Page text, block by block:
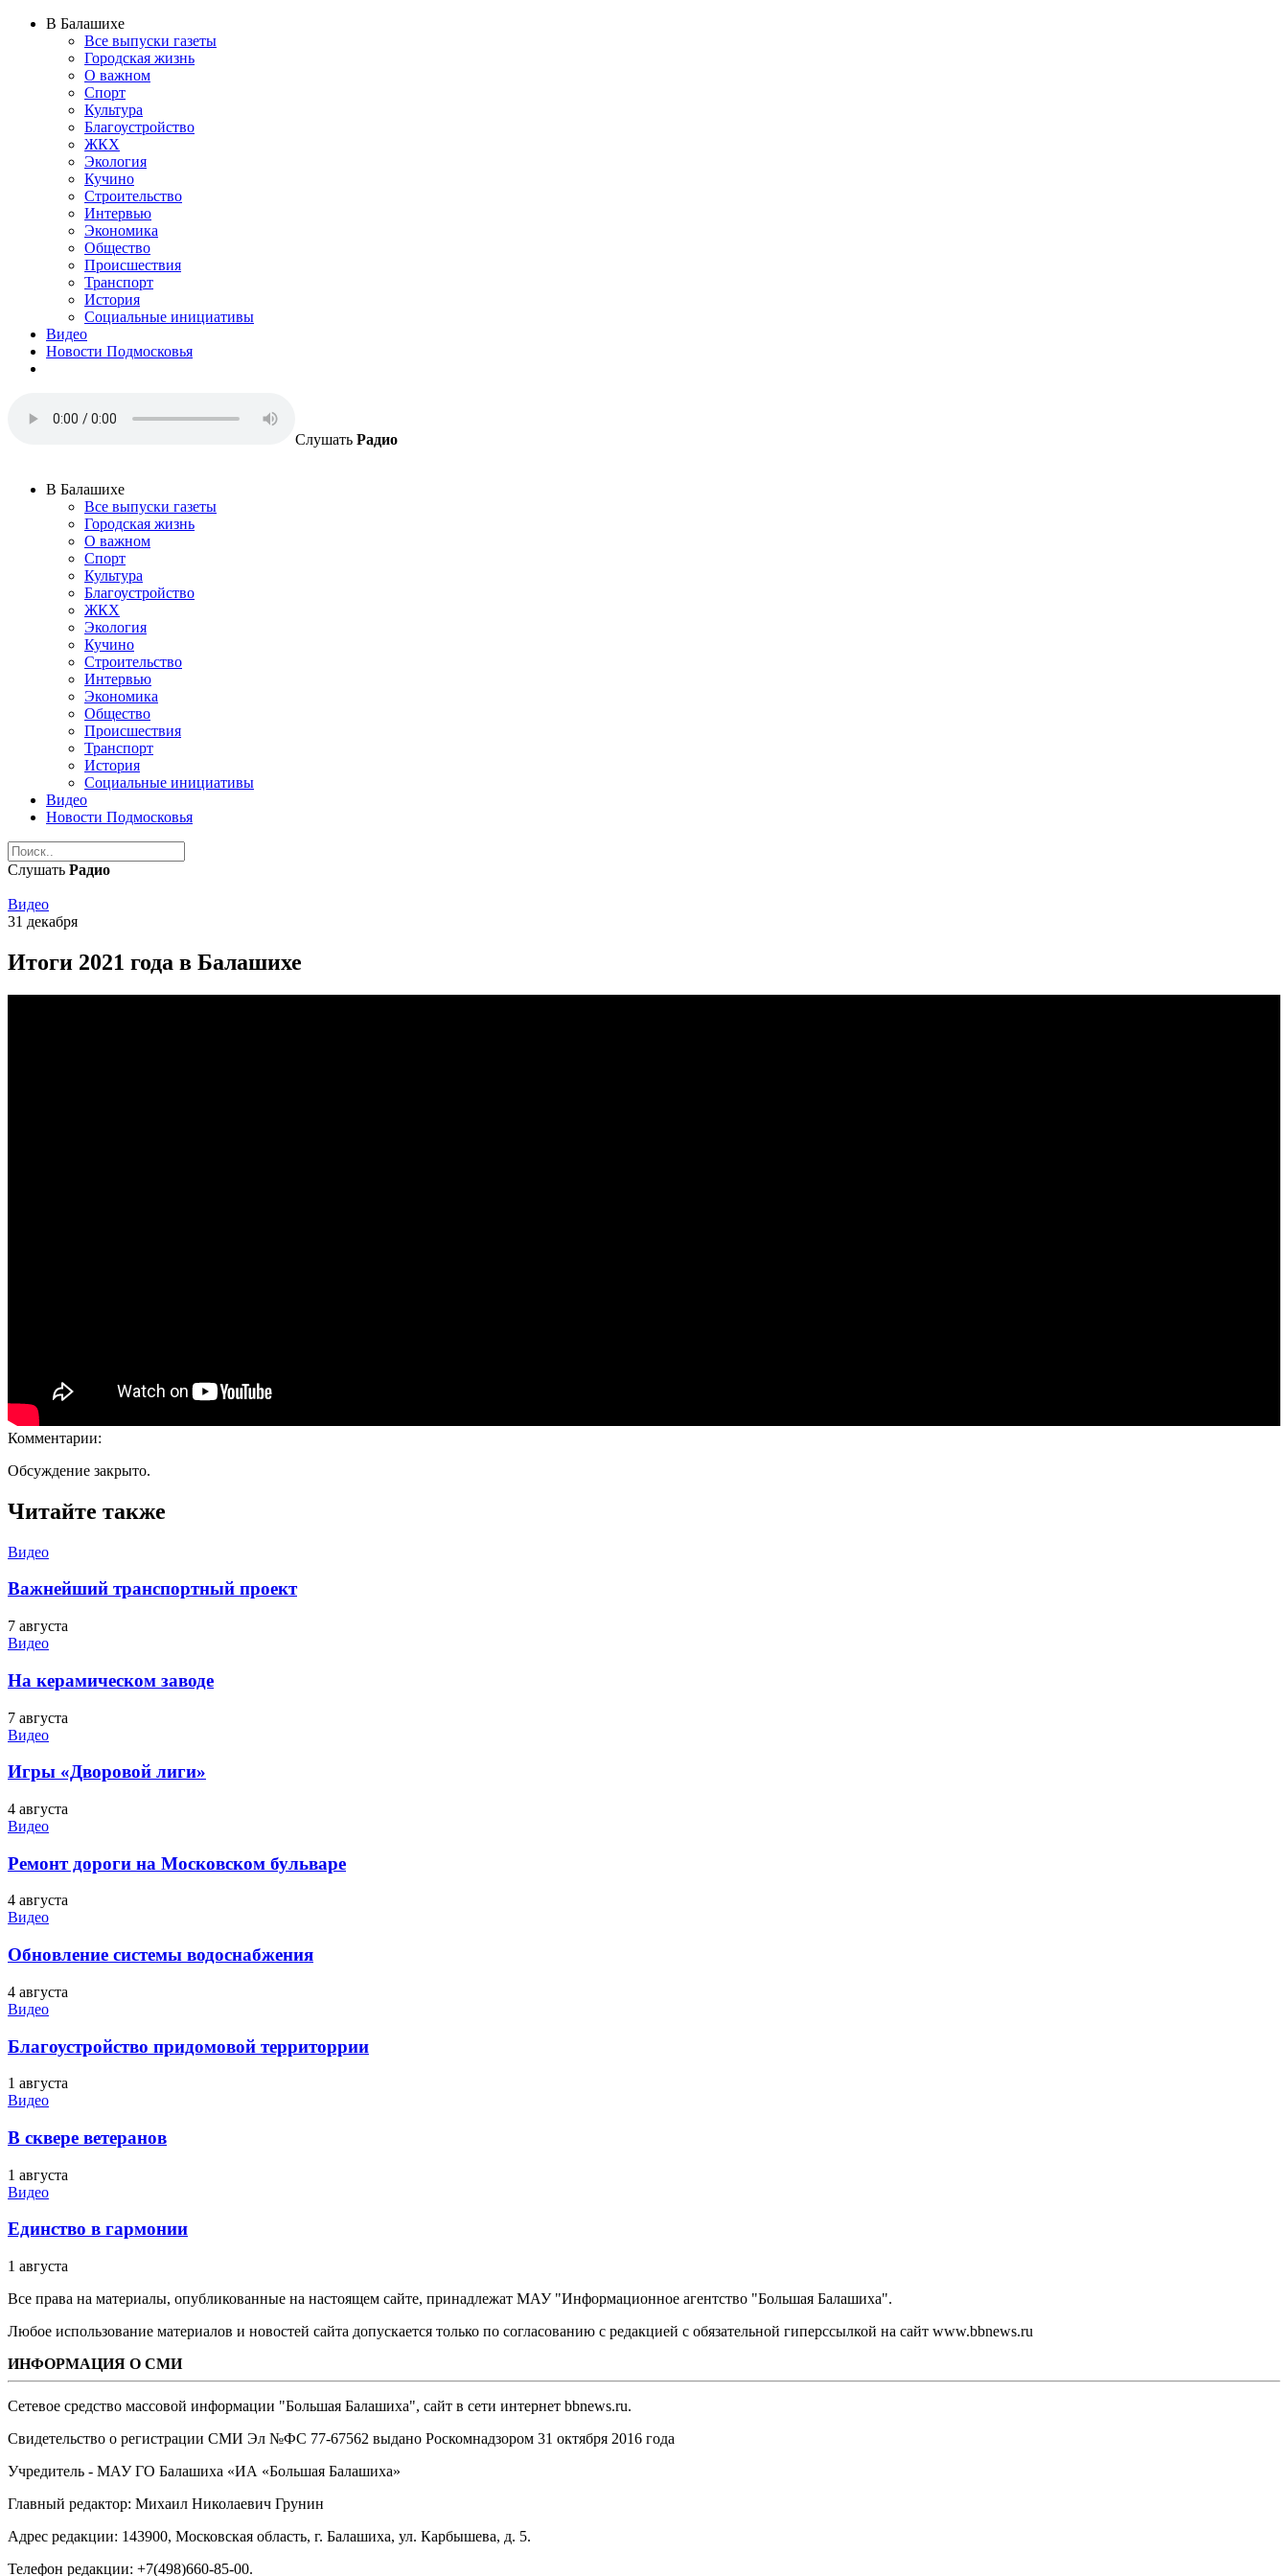
В Балашихе
Все выпуски газеты
Городская жизнь
О важном
Спорт
Культура
Благоустройство
ЖКХ
Экология
Кучино
Строительство
Интервью
Экономика
Общество
Происшествия
Транспорт
История
Социальные инициативы
Видео
Новости Подмосковья
Слушать Радио
В Балашихе
Все выпуски газеты
Городская жизнь
О важном
Спорт
Культура
Благоустройство
ЖКХ
Экология
Кучино
Строительство
Интервью
Экономика
Общество
Происшествия
Транспорт
История
Социальные инициативы
Видео
Новости Подмосковья
Слушать Радио
Видео
31 декабря
Итоги 2021 года в Балашихе
Комментарии:
Обсуждение закрыто.
Читайте также
Видео
Важнейший транспортный проект
7 августа
Видео
На керамическом заводе
7 августа
Видео
Игры «Дворовой лиги»
4 августа
Видео
Ремонт дороги на Московском бульваре
4 августа
Видео
Обновление системы водоснабжения
4 августа
Видео
Благоустройство придомовой территоррии
1 августа
Видео
В сквере ветеранов
1 августа
Видео
Единство в гармонии
1 августа
Все права на материалы, опубликованные на настоящем сайте, принадлежат МАУ "Информационное агентство "Большая Балашиха".
Любое использование материалов и новостей сайта допускается только по согласованию с редакцией с обязательной гиперссылкой на сайт www.bbnews.ru
ИНФОРМАЦИЯ О СМИ
Сетевое средство массовой информации "Большая Балашиха", сайт в сети интернет bbnews.ru.
Свидетельство о регистрации СМИ Эл №ФС ‎77-67562 выдано Роскомнадзором 31 октября 2016 года
Учредитель - МАУ ГО Балашиха «ИА «Большая Балашиха»
Главный редактор: Михаил Николаевич Грунин
Адрес редакции: 143900, Московская область, г. Балашиха, ул. Карбышева, д. 5.
Телефон редакции: +7(498)660-85-00.